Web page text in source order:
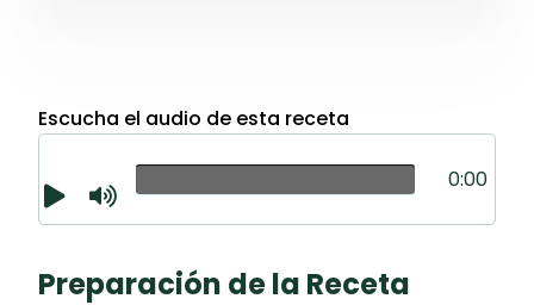
Escucha el audio de esta receta
0:00
Preparación de la Receta